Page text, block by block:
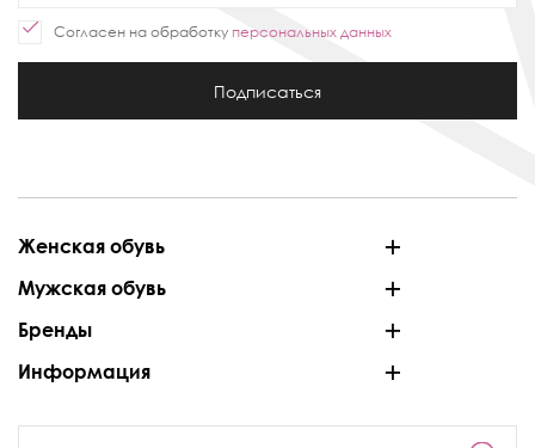
Согласен на обработку персональных данных
Подписаться
Женская обувь
Мужская обувь
Бренды
Информация